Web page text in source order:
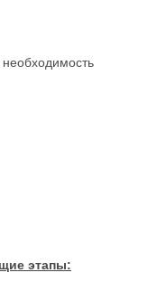
этапы: